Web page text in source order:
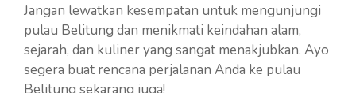
Jangan lewatkan kesempatan untuk mengunjungi
pulau Belitung dan menikmati keindahan alam,
sejarah, dan kuliner yang sangat menakjubkan. Ayo
segera buat rencana perjalanan Anda ke pulau
Belitung sekarang juga!